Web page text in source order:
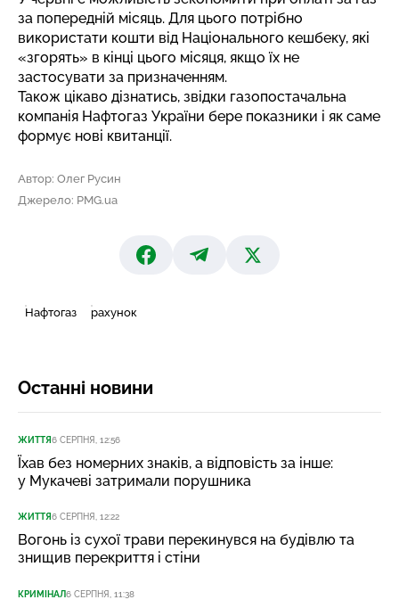
за попередній місяць. Для цього потрібно
використати кошти від Національного кешбеку, які
«згорять» в кінці цього місяця, якщо їх не
застосувати за призначенням.
Також цікаво дізнатись, звідки газопостачальна
компанія Нафтогаз України бере показники і як саме
формує нові квитанції.
Автор: Олег Русин
Джерело: PMG.ua
Нафтогаз рахунок
Останні новини
ЖИТТЯ6 СЕРПНЯ, 12:56
Їхав без номерних знаків, а відповість за інше:
у Мукачеві затримали порушника
ЖИТТЯ6 СЕРПНЯ, 12:22
Вогонь із сухої трави перекинувся на будівлю та
знищив перекриття і стіни
КРИМІНАЛ6 СЕРПНЯ, 11:38